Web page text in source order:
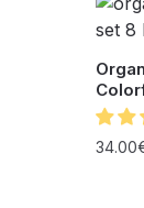
34.00